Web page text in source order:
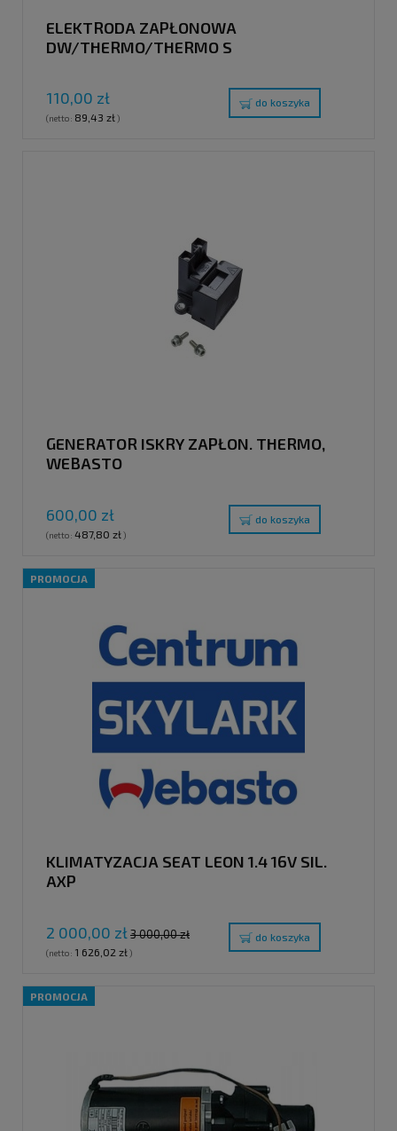
ELEKTRODA ZAPŁONOWA
DW/THERMO/THERMO S
110,00 zł
(netto: 89,43 zł)
do koszyka
GENERATOR ISKRY ZAPŁON. THERMO,
WEBASTO
600,00 zł
(netto: 487,80 zł)
do koszyka
KLIMATYZACJA SEAT LEON 1.4 16V SIL.
AXP
2 000,00 zł 3 000,00 zł
(netto: 1 626,02 zł)
do koszyka
PROMOCJA
PROMOCJA